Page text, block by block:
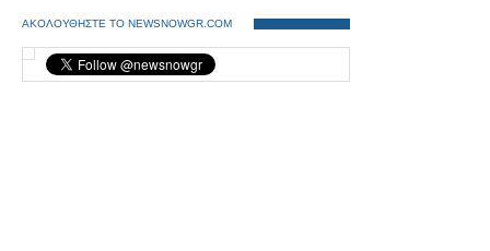
ΑΚΟΛΟΥΘΗΣΤΕ ΤΟ NEWSNOWGR.COM